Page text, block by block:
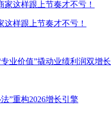
样跟上节奏才不亏！
业价值”撬动业绩利润双增长
”重构2026增长引擎